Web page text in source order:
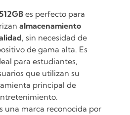
es perfecto para
almacenamiento
, sin necesidad de
de gama alta. Es
para estudiantes,
que utilizan su
principal de
una marca reconocida por